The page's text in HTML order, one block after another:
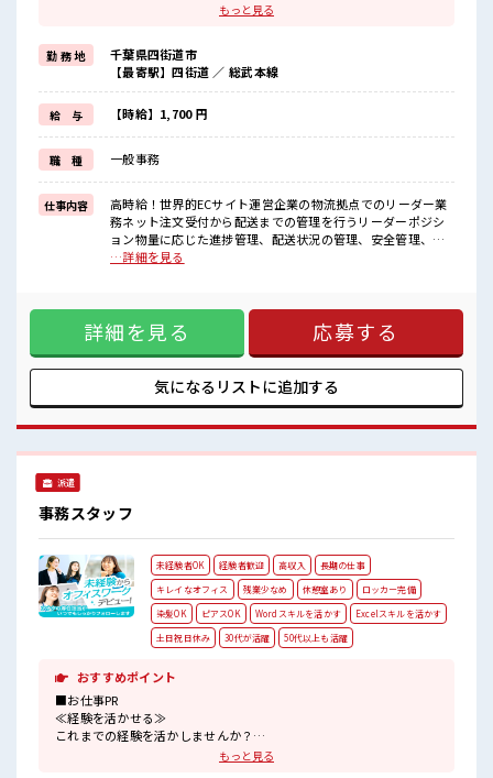
≪女性も仕事をしやすい職場≫
もちろん男性の応募も歓迎！
≪無理なく働ける≫
場合によってはお願いすることもありますが、
残業はほとんどナシ！
≪完全週休二日制≫
週末は家族や友人と一緒にプライベート満喫！
≪自分に合った期間で働ける≫
福利厚生が整った派遣のお仕事です！
■職場の雰囲気
女性が多めの職場です♪
休憩室でホッと一息リフレッシュ！
残業はほとんどありません！
高収入もバッチリ目指せますよ！
もっと見る
勤 務 地
千葉県四街道市
【最寄駅】四街道 ／ 総武本線
給 与 【時給】1,700 円
職 種 一般事務
仕事内容
高時給！世界的ECサイト運営企業の物流拠点でのリーダー業
務ネット注文受付から配送までの管理を行うリーダーポジシ
ョン物量に応じた進捗管理、配送状況の管理、安全管理、現
場改善、コストや備品の管理、OPの勤怠管理、その他OPへの
す！ ■お仕事PR ≪経験を活かせる≫ これまでの経験を活かし
ませんか？ ブランクがあっても大丈夫♪ 経験はちょっとだ
け…という方もOK！ ≪女性も仕事をしやすい職場≫ もちろ
ん男性の応募も歓迎！ ≪無理なく働ける≫ 場合によってはお
願いすることもありますが、 残業はほとんどナシ！ ≪完全週
休二日制≫ 週末は家族や友人と一緒にプライベート満喫！ ≪
です！ ■職場の雰囲気 女性が多めの職場です♪ 休憩室でホッ
と一息リフレッシュ！ ロッカーあり！ 安心してお仕事に集中
…詳細を見る
詳細を見る 応募する
気になるリストに追加する
派遣
事務スタッフ
未経験者OK 経験者歓迎 高収入
長期の仕事
キレイなオフィス
残業少なめ 休憩室あり
ロッカー完備
染髪OK
ピアスOK Wordスキルを活かす
Excelスキルを活かす
土日祝日休み
30代が活躍 50代以上も活躍
おすすめポイント
■お仕事PR
≪経験を活かせる≫
これまでの経験を活かしませんか？
もっと見る